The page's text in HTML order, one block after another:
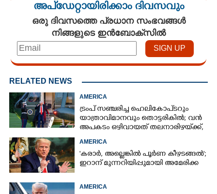
അപ്ഡേറ്റായിരിക്കാം ദിവസവും
ഒരു ദിവസത്തെ പ്രധാന സംഭവങ്ങൾ
നിങ്ങളുടെ ഇൻബോക്സിൽ
RELATED NEWS
AMERICA
ട്രംപ് സഞ്ചരിച്ച ഹെലികോപ്‌ടറും
യാത്രാവിമാനവും തൊട്ടരികിൽ; വൻ
അപകടം ഒഴിവായത് തലനാരിഴയ്‌ക്ക്,
AMERICA
'കരാർ, അല്ലെങ്കിൽ പൂർണ കീഴടങ്ങൽ';
ഇറാന് മുന്നറിയിപ്പുമായി അമേരിക്ക
AMERICA